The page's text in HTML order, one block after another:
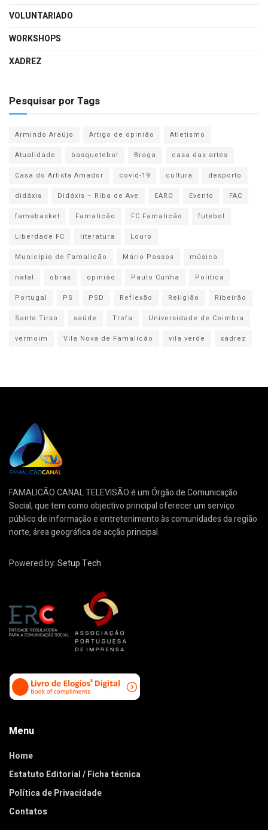
VOLUNTARIADO
WORKSHOPS
XADREZ
Pesquisar por Tags
Armindo Araújo Artigo de opinião
Atletismo
Atualidade
basquetebol Braga
casa das artes
Casa do Artista Amador
covid-19 cultura
desporto
didáxis
Didáxis – Riba de Ave EARO Evento
FAC
famabasket
Famalicão FC Famalicão
futebol
Liberdade FC
literatura
Louro
Município de Famalicão
Mário Passos
música
natal
obras opinião Paulo Cunha
Politica
Portugal
PS PSD Reflexão Religião
Ribeirão
Santo Tirso
saúde Trofa
Universidade de Coimbra
vermoim
Vila Nova de Famalicão vila verde xadrez
FAMALICÃO CANAL TELEVISÃO é um Órgão de Comunicação
Social, que tem como objectivo principal oferecer um serviço
público de informação e entretenimento às comunidades da região
norte, área geográfica de acção principal.
Powered by:Setup Tech
Menu
Home
Estatuto Editorial / Ficha técnica
Política de Privacidade
Contatos